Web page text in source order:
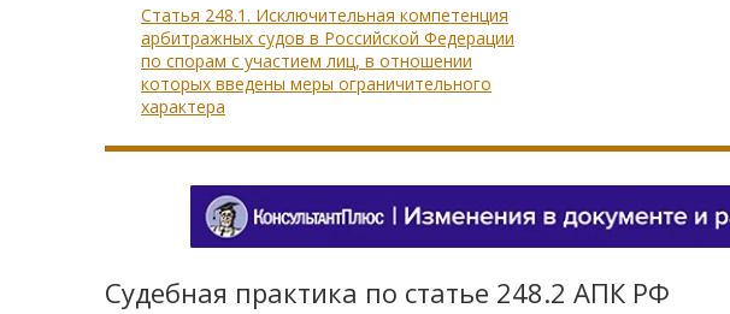
Статья 248.1. Исключительная компетенция
арбитражных судов в Российской Федерации
по спорам с участием лиц, в отношении
которых введены меры ограничительного
характера
Судебная практика по статье 248.2 АПК РФ